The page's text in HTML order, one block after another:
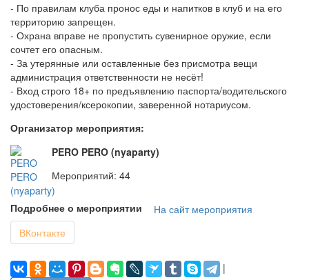
- По правилам клуба пронос еды и напитков в клуб и на его
территорию запрещен.
- Охрана вправе не пропустить сувенирное оружие, если
сочтет его опасным.
- За утерянные или оставленные без присмотра вещи
администрация ответственности не несёт!
- Вход строго 18+ по предъявлению паспорта/водительского
удостоверения/ксерокопии, заверенной нотариусом.
Организатор мероприятия:
PERO PERO (nyaparty)
Мероприятий: 44
Подробнее о мероприятии
На сайт мероприятия
ВКонтакте
|